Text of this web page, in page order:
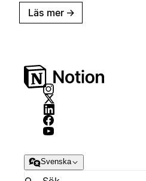
Läs mer →
Svenska